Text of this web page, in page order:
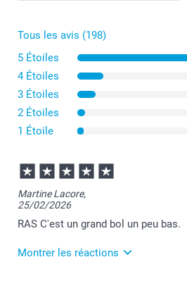
Le bol format petit déjeuner,
ses céréales le matin.
Le bol format apéritif pour
lors de soirées entre amis.
Tous les avis (198)
5 Étoiles
4 Étoiles
3 Étoiles
2 Étoiles
1 Étoile
Martine Lacore,
25/02/2026
RAS C'est un grand bol un peu bas.
Montrer les réactions